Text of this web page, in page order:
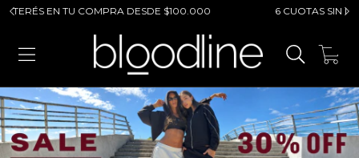
EN TU COMPRA DESDE $100.000 6 CUOTAS SIN